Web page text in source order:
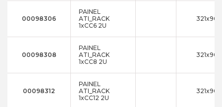
00098306
PAINEL
ATI_RACK
1xCC6 2U
321x90
00098308
PAINEL
ATI_RACK
1xCC8 2U
321x90
00098312
PAINEL
ATI_RACK
1xCC12 2U
321x90